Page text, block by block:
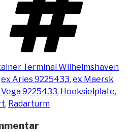
Terminal Wilhelmshaven
ex Aries 9225433, ex Maersk
9225433, Hooksielplate,
, Radarturm